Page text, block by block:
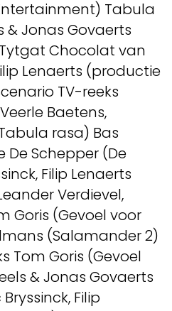
Tabula
& Jonas Govaerts
Chocolat van
Lenaerts (productie
TV-reeks
Baetens,
rasa) Bas
De Schepper (De
Filip Lenaerts
Verdievel,
Goris (Gevoel voor
(Salamander 2)
Tom Goris (Gevoel
& Jonas Govaerts
Filip